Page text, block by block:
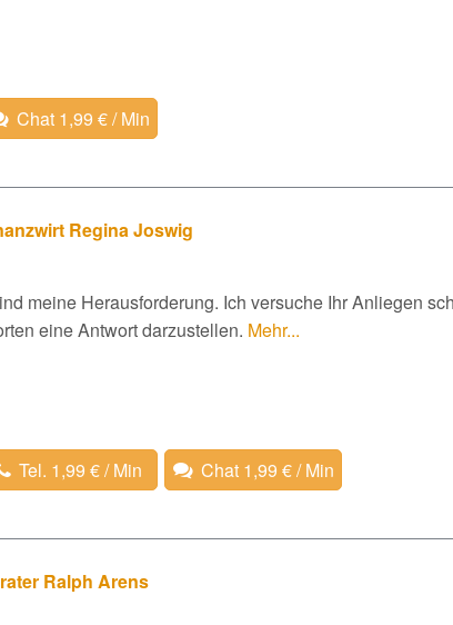
Chat 1,99 € / Min
Regina Joswig
Tel. 1,99 € / Min Chat 1,99 € / Min
meine Herausforderung. Ich versuche Ihr Anliegen
eine Antwort darzustellen. Mehr...
Ralph Arens